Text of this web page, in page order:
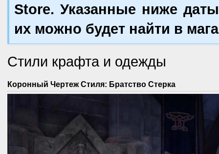
Store. Указанные ниже
их можно будет найти в
Стили крафта и одежды
Коронный Чертеж Стиля: Братство Стерка